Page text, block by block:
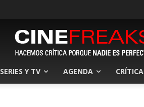
SERIES Y TV AGENDA CRÍTICA